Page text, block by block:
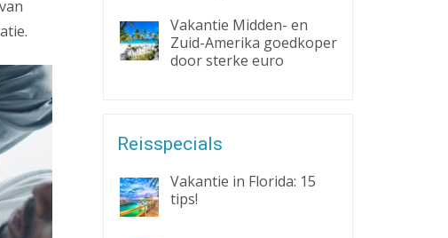
Vakantie Midden- en
Zuid-Amerika goedkoper
door sterke euro
Reisspecials
Vakantie in Florida: 15
tips!